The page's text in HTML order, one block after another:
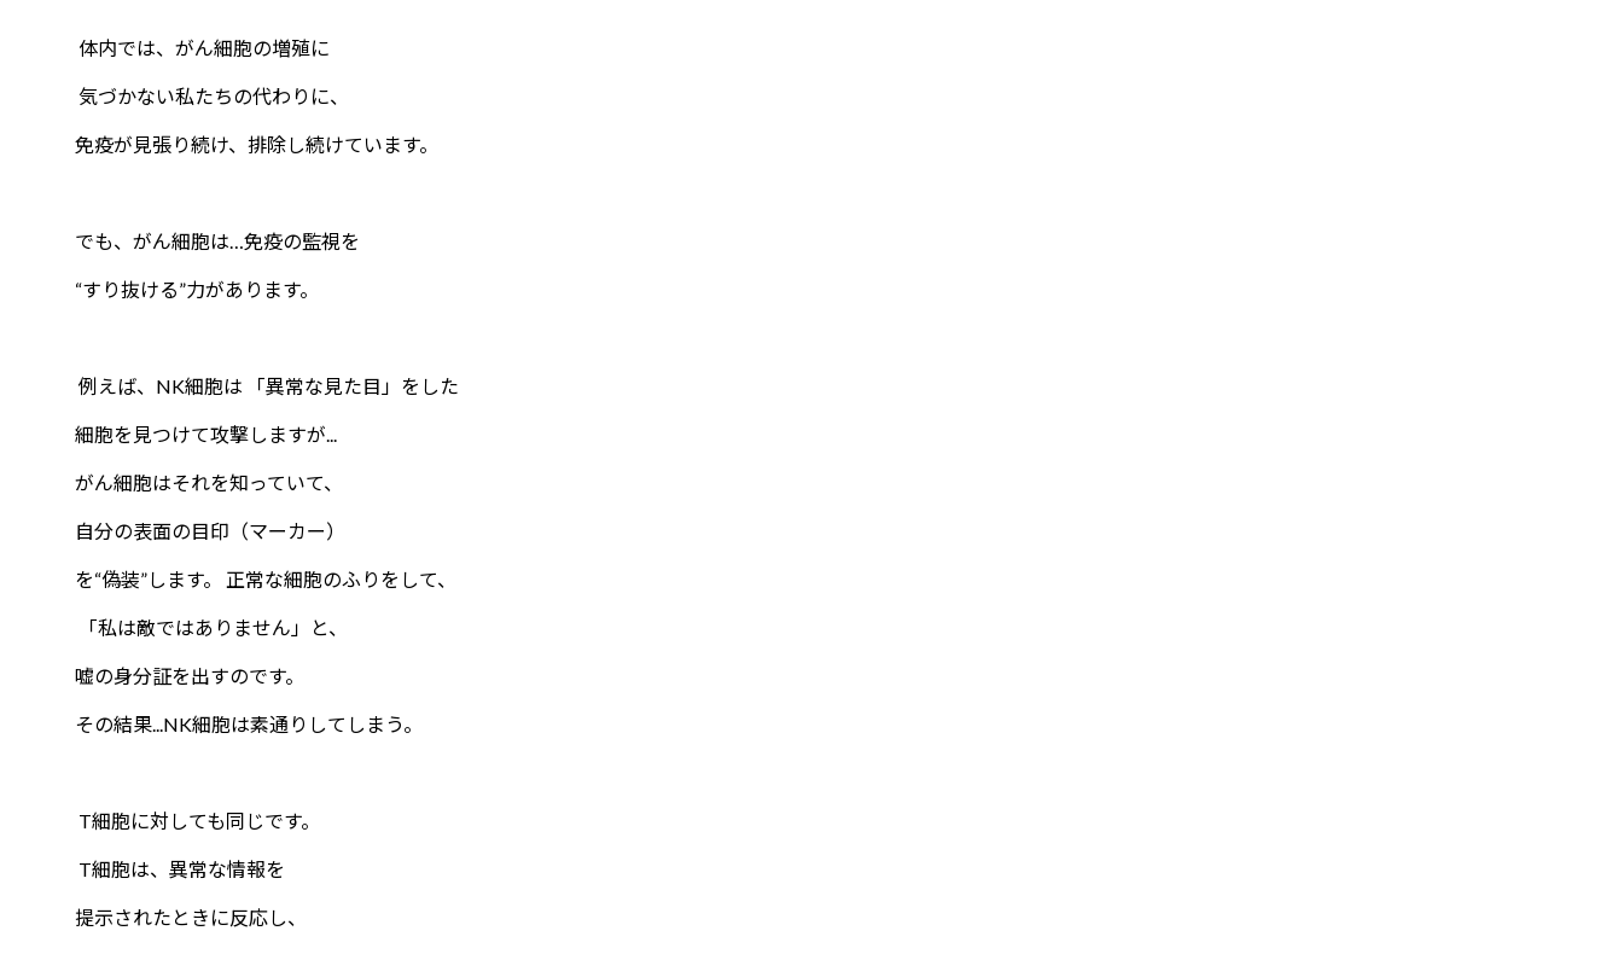
体内では、がん細胞の増殖に
気づかない私たちの代わりに、
免疫が見張り続け、排除し続けています。
でも、がん細胞は…免疫の監視を
“すり抜ける”力があります。
例えば、NK細胞は 「異常な見た目」をした
細胞を見つけて攻撃しますが...
がん細胞はそれを知っていて、
自分の表面の目印（マーカー）
を“偽装”します。 正常な細胞のふりをして、
「私は敵ではありません」と、
嘘の身分証を出すのです。
その結果...NK細胞は素通りしてしまう。
T細胞に対しても同じです。
T細胞は、異常な情報を
提示されたときに反応し、